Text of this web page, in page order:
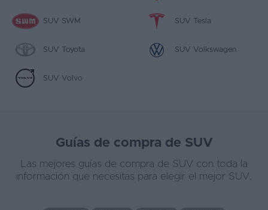
SUV SWM SUV Tesla
SUV Toyota SUV Volkswagen
SUV Volvo
Guías de compra de SUV
Las mejores guías de compra de SUV con toda la
información que necesitas para elegir el mejor SUV.